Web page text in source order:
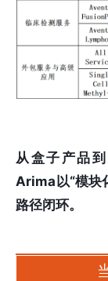
从盒子产品
Arima以“模块
路径闭环。